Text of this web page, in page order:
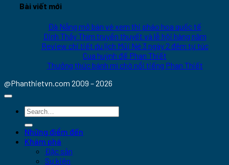
Bài viết mới
Đà Nẵng mở bán vé xem thi pháo hoa quốc tế
Dinh Thầy Thím truyền thuyết và lễ hội hàng năm
Review chi tiết du lịch Mũi Né 3 ngày 2 đêm tự túc
Cua huỳnh đế Phan Thiết
Thưởng thức bánh mì chờ nổi tiếng Phan Thiết
@Phanthietvn.com 2009 – 2026
Những điểm đến
Khám phá
Đặc sản
Sự kiện